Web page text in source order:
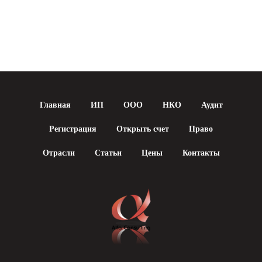
Главная ИП ООО НКО
Аудит
Регистрация
Открыть счет
Право
Отрасли
Статьи Цены Контакты